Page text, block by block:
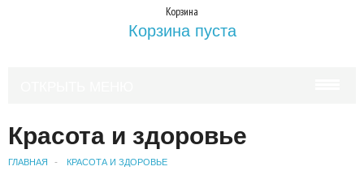
Корзина
Корзина пуста
УХОД ЗА ВОЛОСАМИ
Красота и здоровье
ГЛАВНАЯ КРАСОТА И ЗДОРОВЬЕ